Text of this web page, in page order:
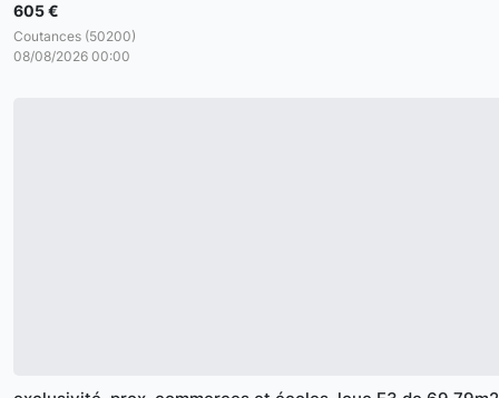
605 €
Coutances (50200)
08/08/2026 00:00